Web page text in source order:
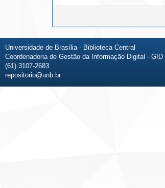
Universidade de Brasília - Biblioteca Central
Coordenadoria de Gestão da Informação Digital - GID
(61) 3107-2683
repositorio@unb.br